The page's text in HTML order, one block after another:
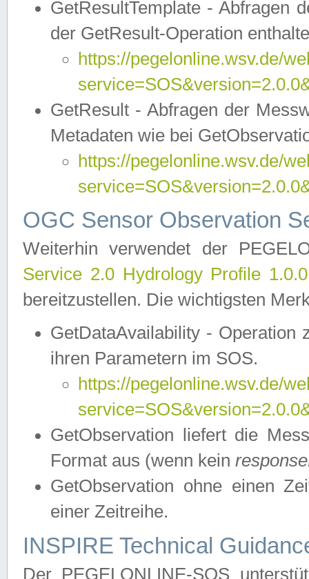
GetResultTemplate - Abfragen
der GetResult-Operation
https://pegelonline.wsv.de/
GetResult - Abfragen der
Metadaten wie bei
https://pegelonline.wsv.de/
OGC Sensor Observation
Weiterhin verwendet der
Service 2.0 Hydrology Profile
bereitzustellen. Die wichtigsten
GetDataAvailability - Operation
ihren Parametern im SOS.
https://pegelonline.wsv.de/
GetObservation liefert die
Format aus (wenn kein
GetObservation ohne einen
einer Zeitreihe.
INSPIRE Technical
Der PEGELONLINE-SOS